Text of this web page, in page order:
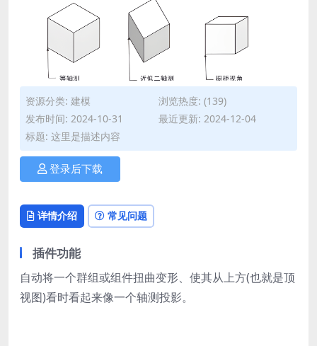
资源分类: 建模
浏览热度: (139)
发布时间: 2024-10-31
最近更新: 2024-12-04
标题: 这里是描述内容
登录后下载
详情介绍 常见问题
插件功能
自动将一个群组或组件扭曲变形、使其从上方(也就是顶
视图)看时看起来像一个轴测投影。